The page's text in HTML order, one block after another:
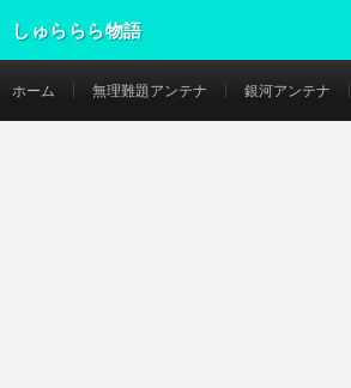
しゅららら物語
ホーム 無理難題アンテナ 銀河アンテナ